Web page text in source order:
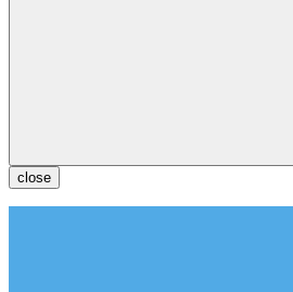
close